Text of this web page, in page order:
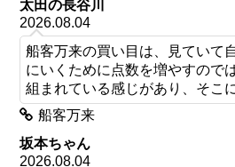
太田の長谷川
2026.08.04
船客万来の買い目は、見ていて
にいくために点数を増やすので
組まれている感じがあり、そこ
船客万来
坂本ちゃん
2026.08.04